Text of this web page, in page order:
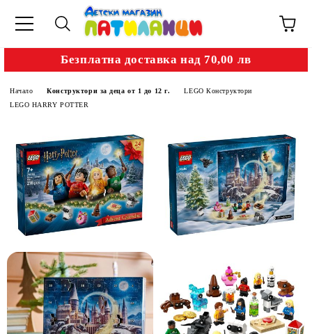
Безплатна доставка над 70,00 лв
Начало Конструктори за деца от 1 до 12 г.
LEGO Конструктори
LEGO HARRY POTTER